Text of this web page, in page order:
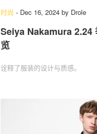
时尚 - Dec 16, 2024 by Drole
Seiya Nakamura 2.24
览
诠释了服装的设计与质感。